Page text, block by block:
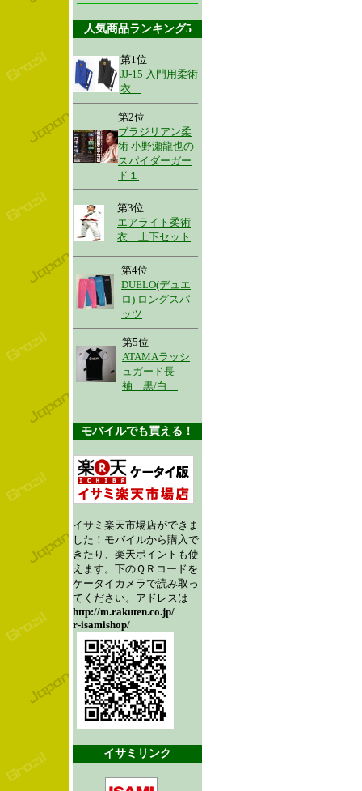
人気商品ランキング5
第1位
JJ-15 入門用柔術
衣
第2位
ブラジリアン柔
術 小野瀬龍也の
スパイダーガー
ド１
第3位
エアライト柔術
衣 上下セット
第4位
DUELO(デュエ
ロ) ロングスパ
ッツ
第5位
ATAMAラッシ
ュガード長
袖 黒/白
モバイルでも買える！
イサミ楽天市場店ができま
した！モバイルから購入で
きたり、楽天ポイントも使
えます。下のＱＲコードを
ケータイカメラで読み取っ
てください。アドレスは
http://m.rakuten.co.jp/
r-isamishop/
イサミリンク